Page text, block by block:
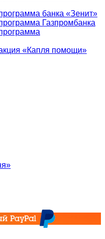
банка «Зенит»
Газпромбанка
«Капля помощи»